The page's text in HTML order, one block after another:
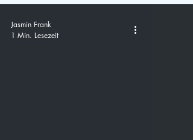
Jasmin Frank
1 Min. Lesezeit